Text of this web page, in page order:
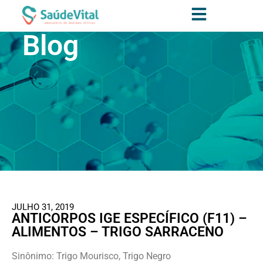
Blog
JULHO 31, 2019
ANTICORPOS IGE ESPECÍFICO (F11) –
ALIMENTOS – TRIGO SARRACENO
Sinônimo: Trigo Mourisco, Trigo Negro